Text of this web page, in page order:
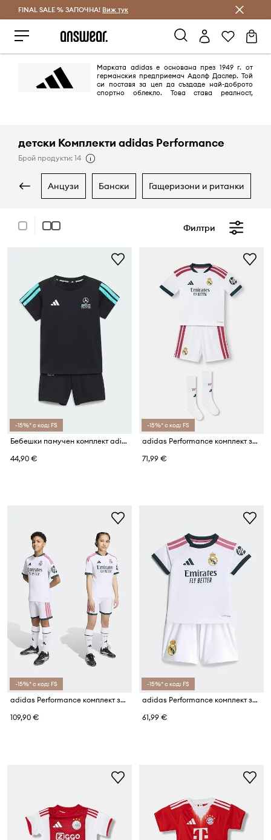
Спестявай с Answear Club
FINAL SALE % ЗАПОЧНА! Виж тук
Марката adidas е основана през 1949 г. от
германския предприемач Адолф Даслер. Той
си поставя за цел да създаде най-доброто
спортно облекло. Това става реалност,
детски Комплекти adidas Performance
Брой продукти: 14
анцузи бански гащеризони и ританки
Филтри
-15%* с код: FS
Бебешки памучен комплект adidas Performance MERCEDES
44,90 €
-15%* с код: FS
adidas Performance комплект за деца REAL MADRID
71,99 €
-15%* с код: FS
adidas Performance комплект за деца REAL MADRID
109,90 €
-15%* с код: FS
adidas Performance комплект за бебе REAL MADRID
61,99 €